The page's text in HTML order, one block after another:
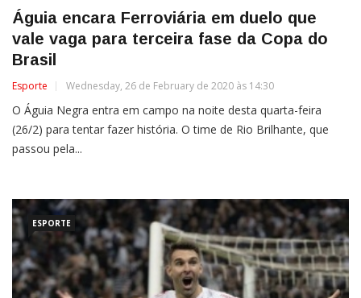
Águia encara Ferroviária em duelo que
vale vaga para terceira fase da Copa do
Brasil
Esporte Wednesday, 26 de February de 2020 às 14:30
O Águia Negra entra em campo na noite desta quarta-feira
(26/2) para tentar fazer história. O time de Rio Brilhante, que
passou pela...
ESPORTE